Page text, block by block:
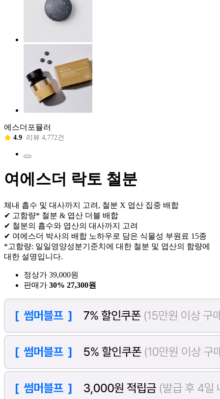
에스더포뮬러
4.9 리뷰 4,772건
여에스더 락토 철분
체내 흡수 및 대사까지 고려, 철분 X 엽산 집중 배합
✔ 고함량* 철분 & 엽산 더블 배합
✔ 철분의 흡수와 엽산의 대사까지 고려
✔ 여에스더 박사의 배합 노하우로 담은 식물성 부원료 15종
*고함량: 일일영양성분기준치에 대한 철분 및 엽산의 함량에
대한 설명입니다.
정상가 39,000원
판매가 30% 27,300원